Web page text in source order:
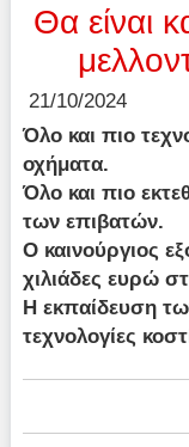
Θα είναι
21/10/2024
Όλο και πιο
οχήματα.
Όλο και πιο
των επιβατών.
Ο καινούργιος
χιλιάδες ευρώ
Η εκπαίδευση
τεχνολογίες